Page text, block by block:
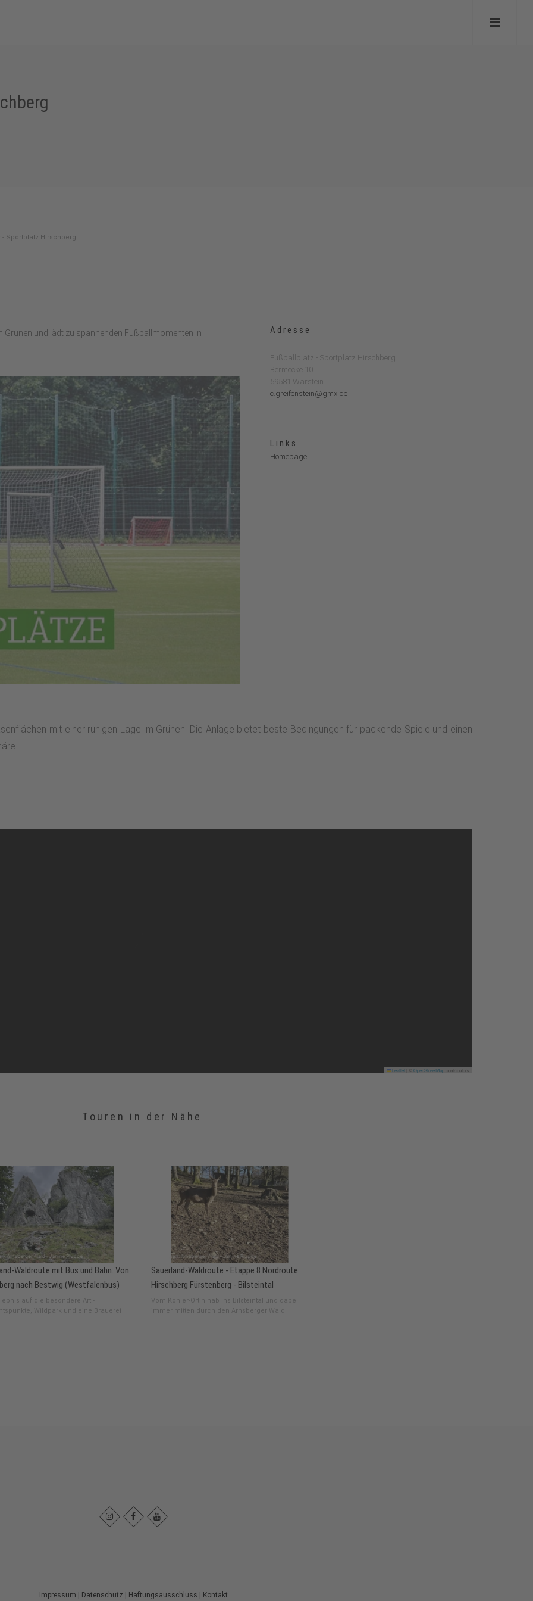
- Sportplatz Hirschberg
Grünen und lädt zu spannenden Fußballmomenten in Adresse
Fußballplatz - Sportplatz Hirschberg
Bermecke 10
59581 Warstein
c.greifenstein@gmx.de
Links
Homepage
mit einer ruhigen Lage im Grünen. Die Anlage bietet beste Bedingungen für packende Spiele und einen
Leaflet OpenStreetMapcontributors
Touren in der Nähe
Waldroute mit Bus und Bahn: Von
nach Bestwig (Westfalenbus)
auf die besondere Art -
Wildpark und eine Brauerei
Sauerland-Waldroute - Etappe 8 Nordroute:
Hirschberg Fürstenberg - Bilsteintal
Vom Köhler-Ort hinab ins Bilsteintal und dabei
immer mitten durch den Arnsberger Wald
Impressum Datenschutz Haftungsausschluss Kontakt